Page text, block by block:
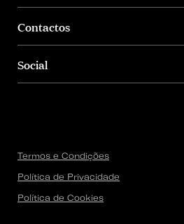
Contactos
Social
Termos e Condições
Política de Privacidade
Política de Cookies